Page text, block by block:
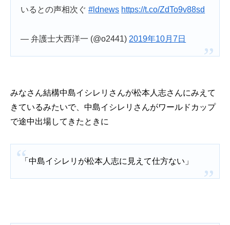
いるとの声相次ぐ#ldnews https://t.co/ZdTo9v88sd
— 弁護士大西洋一 (@o2441) 2019年10月7日
みなさん結構中島イシレリさんが松本人志さんにみえて
きているみたいで、中島イシレリさんがワールドカップ
で途中出場してきたときに
「中島イシレリが松本人志に見えて仕方ない」